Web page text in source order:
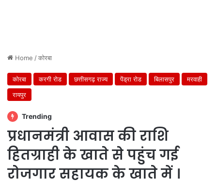
Home /कोरबा
कोरबा करगी रोड छत्तीसगढ़ राज्य पेंड्रा रोड बिलासपुर
मरवाही
रायपुर
Trending
प्रधानमंत्री आवास की राशि
हितग्राही के खाते से पहुंच गई
रोजगार सहायक के खाते में ।